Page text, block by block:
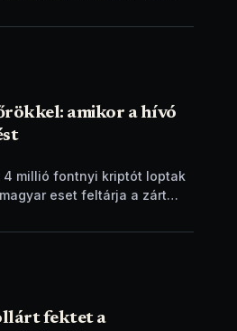
amikor a hívó
millió fontnyi kriptót loptak
eset feltárja a zárt
fektet a